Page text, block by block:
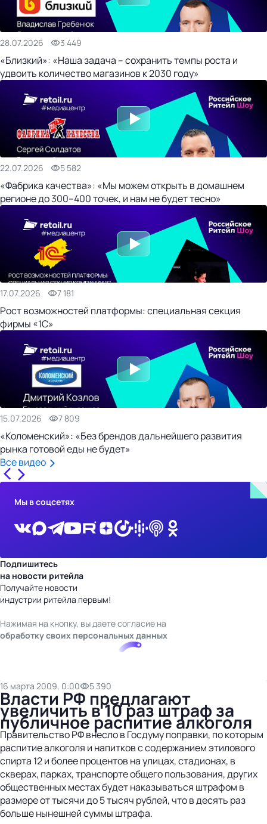
28.07.2026 3 449
«Близкий»: «Наша задача – сохранить темпы роста и
удвоить количество магазинов к 2030 году»
22.07.2026 5 582
«Фабрика качества»: «Мы можем открыть в домашнем
регионе до 300–400 точек, и нам не будет тесно»
17.07.2026 7 181
Рост возможностей платформы: специальная секция
фирмы «1С»
15.07.2026 7 809
«Коломенский»: «Без брендов дальнейшего развития
рынка готовой еды не будет»
Все видео
Мы в соцсетях
Подпишитесь
на новости ритейла
Получайте новости
индустрии ритейла первым!
Нажимая на кнопку, вы даете согласие на
обработку своих персональных данных
16 марта 2009, 0:00 5 390
Власти РФ предлагают
увеличить в 10 раз штраф за
публичное распитие алкоголя
Правительство РФ внесло в Госдуму поправки, по которым
распитие алкоголя и напитков с содержанием этилового
спирта 12 и более процентов на улицах, стадионах, в
скверах, парках, транспорте общего пользования, других
общественных местах будет наказываться штрафом в
размере от тысячи до 5 тысяч рублей, что в десять раз
больше нынешней суммы штрафа.